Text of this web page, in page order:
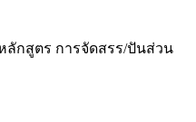
ลักสูตร การจัดสรร/ปันส่วน